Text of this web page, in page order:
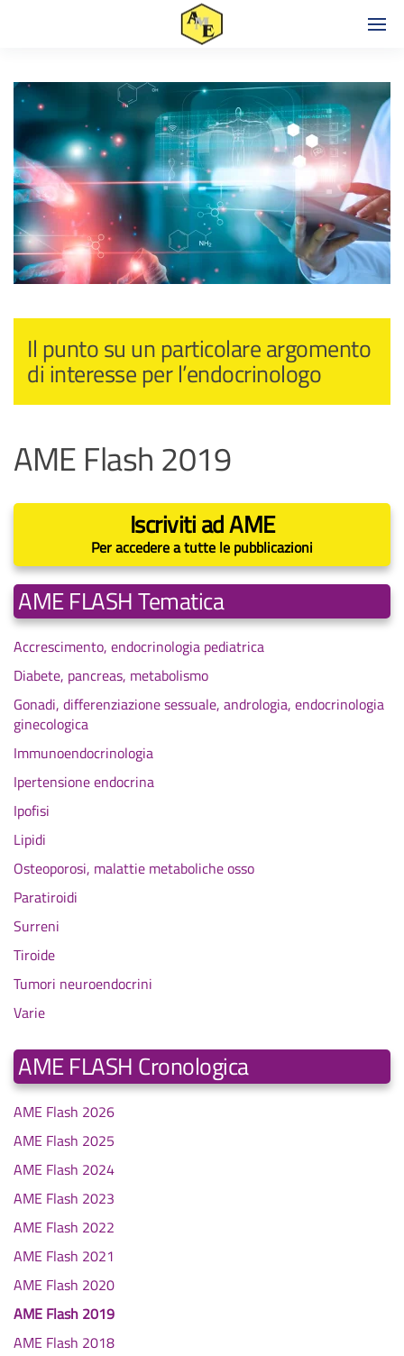
Il punto su un particolare argomento
di interesse per l’endocrinologo
AME Flash 2019
Iscriviti ad AME
Per accedere a tutte le pubblicazioni
AME FLASH Tematica
Accrescimento, endocrinologia pediatrica
Diabete, pancreas, metabolismo
Gonadi, differenziazione sessuale, andrologia, endocrinologia
ginecologica
Immunoendocrinologia
Ipertensione endocrina
Ipofisi
Lipidi
Osteoporosi, malattie metaboliche osso
Paratiroidi
Surreni
Tiroide
Tumori neuroendocrini
Varie
AME FLASH Cronologica
AME Flash 2026
AME Flash 2025
AME Flash 2024
AME Flash 2023
AME Flash 2022
AME Flash 2021
AME Flash 2020
AME Flash 2019
AME Flash 2018